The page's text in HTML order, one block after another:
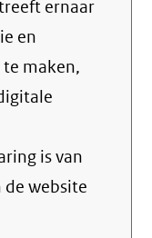
en
maken,
is van
website